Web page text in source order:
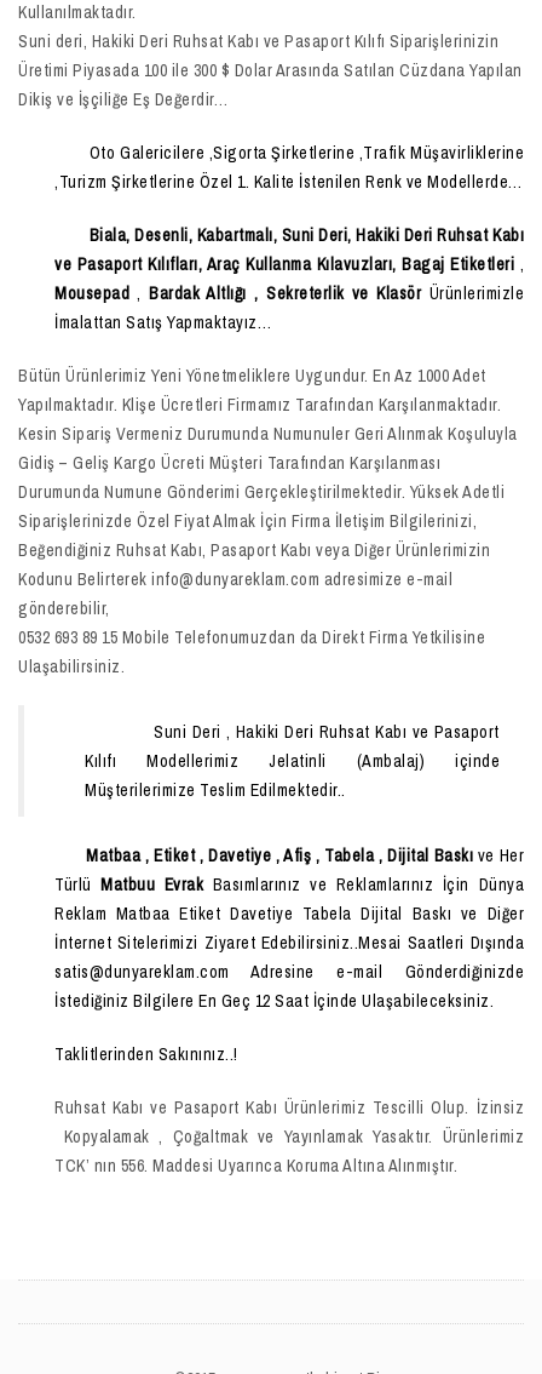
Kullanılmaktadır.
Suni deri, Hakiki Deri Ruhsat Kabı ve Pasaport Kılıfı Siparişlerinizin
Üretimi Piyasada 100 ile 300 $ Dolar Arasında Satılan Cüzdana Yapılan
Dikiş ve İşçiliğe Eş Değerdir…
Oto Galericilere ,Sigorta Şirketlerine ,Trafik Müşavirliklerine
,Turizm Şirketlerine Özel 1. Kalite İstenilen Renk ve Modellerde…
Biala, Desenli, Kabartmalı, Suni Deri, Hakiki Deri Ruhsat Kabı
ve Pasaport Kılıfları, Araç Kullanma Kılavuzları, Bagaj Etiketleri ,
Mousepad ,Bardak Altlığı , Sekreterlik ve KlasörÜrünlerimizle
İmalattan Satış Yapmaktayız…
Bütün Ürünlerimiz Yeni Yönetmeliklere Uygundur. En Az 1000 Adet
Yapılmaktadır. Klişe Ücretleri Firmamız Tarafından Karşılanmaktadır.
Kesin Sipariş Vermeniz Durumunda Numunuler Geri Alınmak Koşuluyla
Gidiş – Geliş Kargo Ücreti Müşteri Tarafından Karşılanması
Durumunda Numune Gönderimi Gerçekleştirilmektedir. Yüksek Adetli
Siparişlerinizde Özel Fiyat Almak İçin Firma İletişim Bilgilerinizi,
Beğendiğiniz Ruhsat Kabı, Pasaport Kabı veya Diğer Ürünlerimizin
Kodunu Belirterek info@dunyareklam.com adresimize e-mail
gönderebilir,
0532 693 89 15 Mobile Telefonumuzdan da Direkt Firma Yetkilisine
Ulaşabilirsiniz.
Suni Deri , Hakiki Deri Ruhsat Kabı ve Pasaport
Kılıfı Modellerimiz Jelatinli (Ambalaj) içinde
Müşterilerimize Teslim Edilmektedir..
Matbaa , Etiket , Davetiye , Afiş , Tabela , Dijital Baskı ve Her
TürlüMatbuu EvrakBasımlarınız ve Reklamlarınız İçin Dünya
Reklam Matbaa Etiket Davetiye Tabela Dijital Baskı ve Diğer
İnternet Sitelerimizi Ziyaret Edebilirsiniz..Mesai Saatleri Dışında
satis@dunyareklam.com Adresine e-mail Gönderdiğinizde
İstediğiniz Bilgilere En Geç 12 Saat İçinde Ulaşabileceksiniz.
Taklitlerinden Sakınınız..!
Ruhsat Kabı ve Pasaport Kabı Ürünlerimiz Tescilli Olup. İzinsiz
Kopyalamak , Çoğaltmak ve Yayınlamak Yasaktır. Ürünlerimiz
TCK’ nın 556. Maddesi Uyarınca Koruma Altına Alınmıştır.